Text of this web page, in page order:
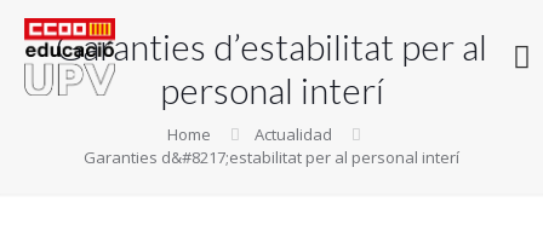
Garanties d’estabilitat per al
personal interí
Home
Actualidad
Garanties d&#8217;estabilitat per al personal interí